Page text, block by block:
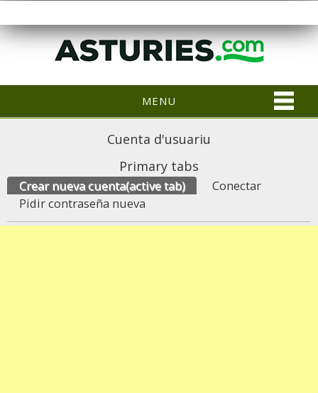
MENU
Cuenta d'usuariu
Primary tabs
Crear nueva cuenta(active tab)
Conectar
Pidir contraseña nueva